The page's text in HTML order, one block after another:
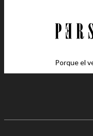
Porque el